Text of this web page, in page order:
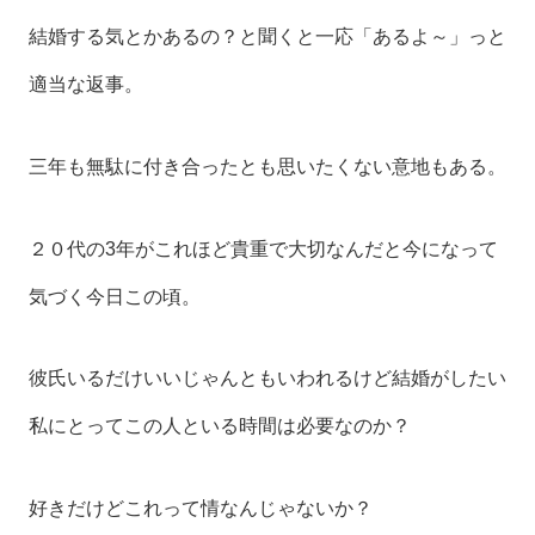
結婚する気とかあるの？と聞くと一応「あるよ～」っと
適当な返事。
三年も無駄に付き合ったとも思いたくない意地もある。
２０代の3年がこれほど貴重で大切なんだと今になって
気づく今日この頃。
彼氏いるだけいいじゃんともいわれるけど結婚がしたい
私にとってこの人といる時間は必要なのか？
好きだけどこれって情なんじゃないか？